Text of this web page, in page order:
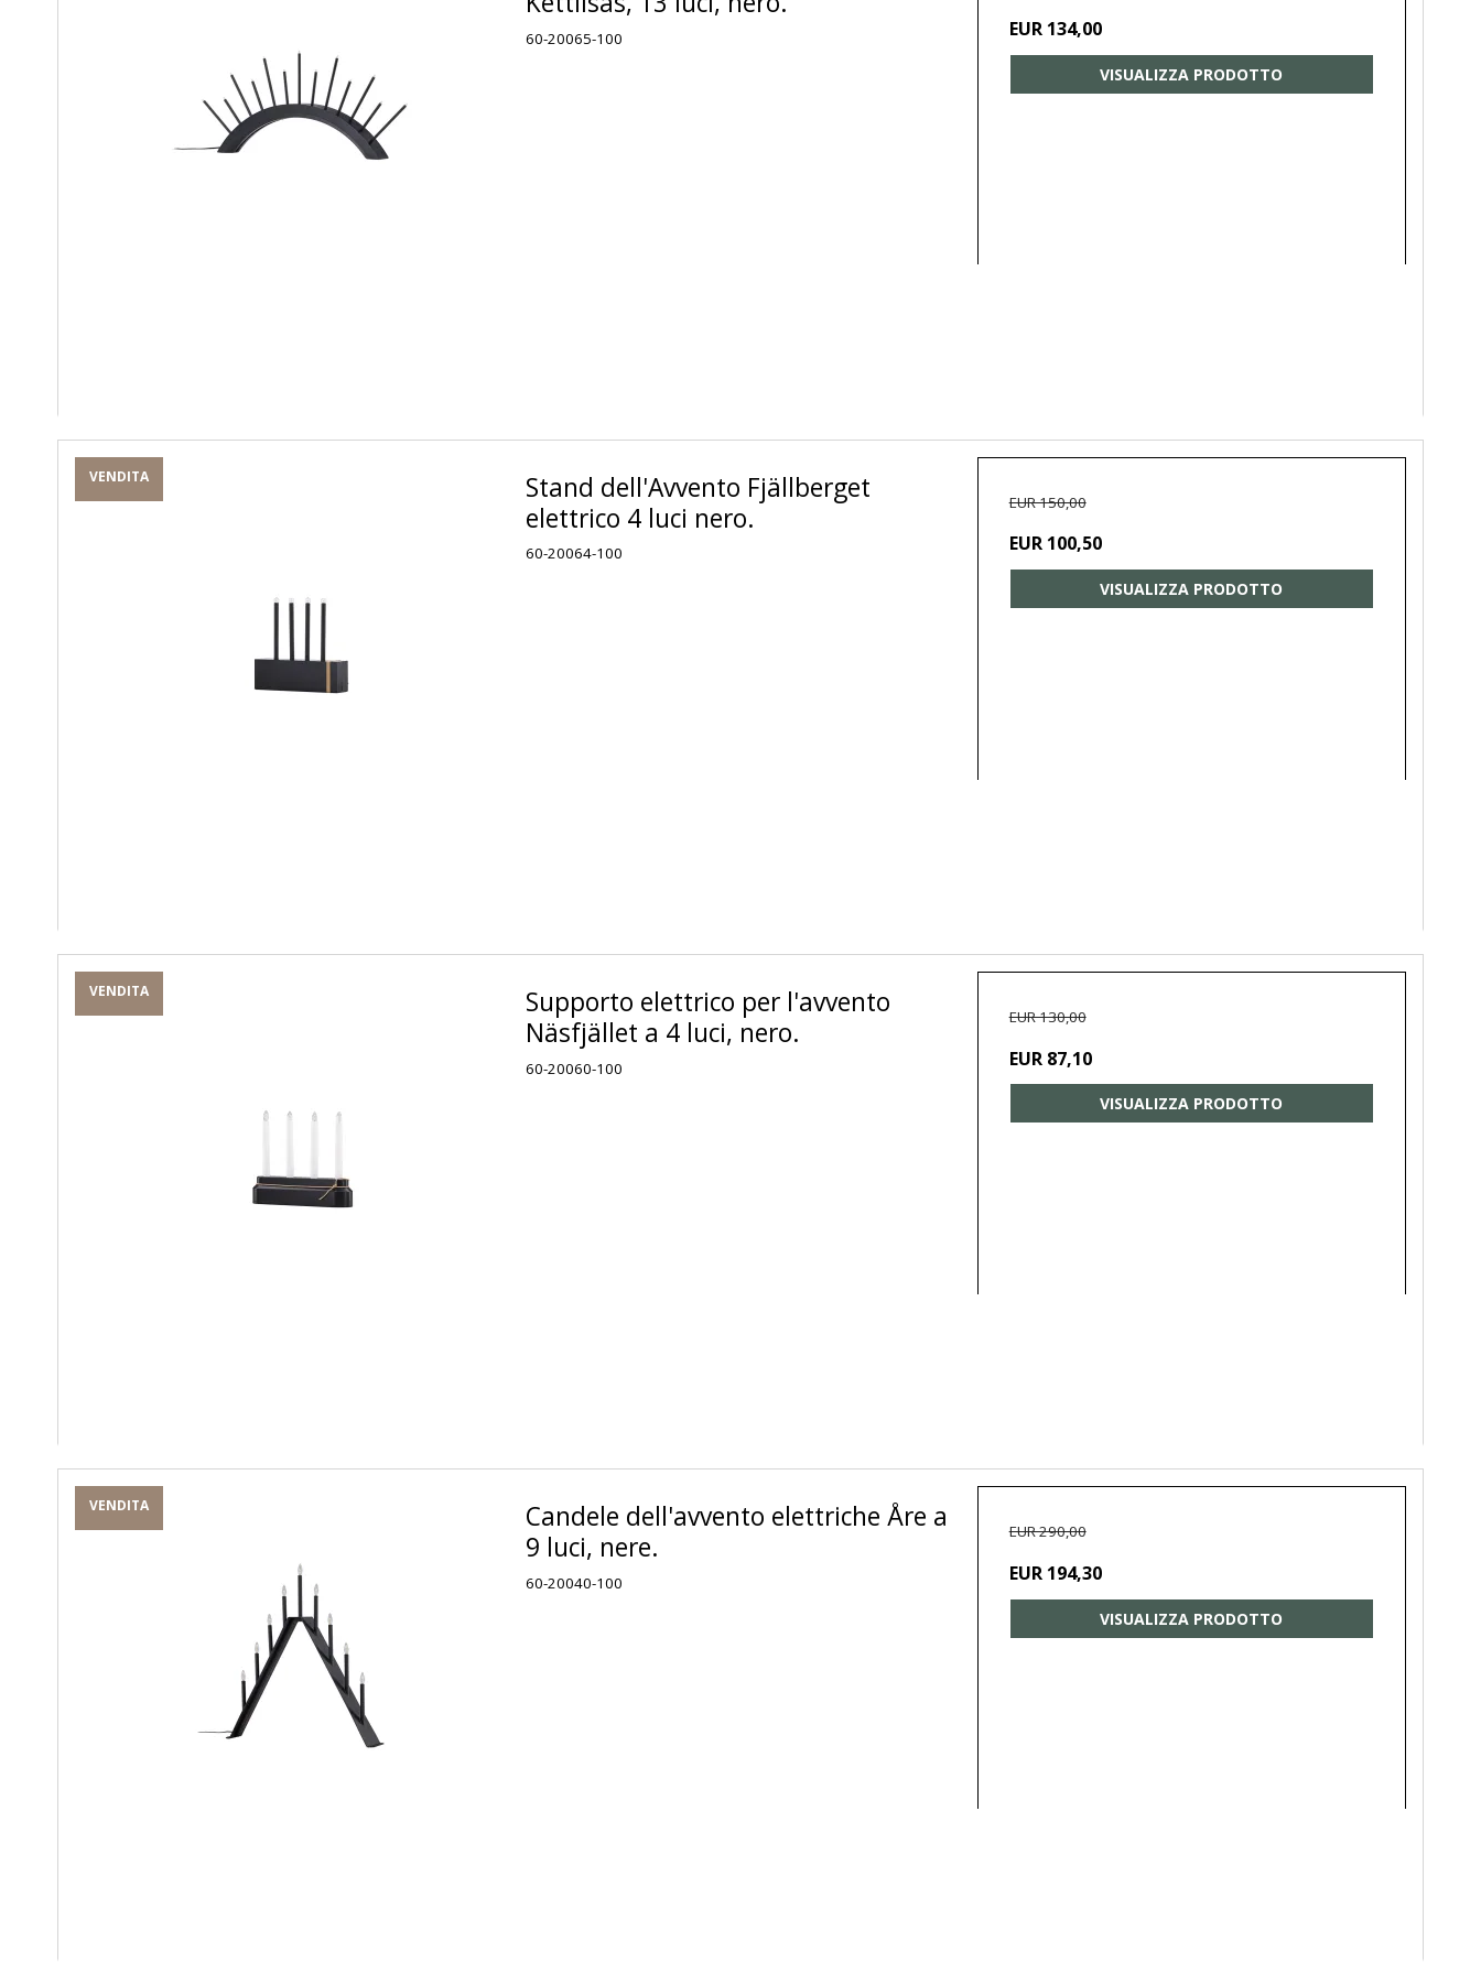
60-20065-100 EUR 134,00
VISUALIZZA PRODOTTO
VENDITA
Stand dell'Avvento Fjällberget
elettrico 4 luci nero.
60-20064-100
EUR 150,00
EUR 100,50
VISUALIZZA PRODOTTO
VENDITA
Supporto elettrico per l'avvento
Näsfjället a 4 luci, nero.
60-20060-100
EUR 130,00
EUR 87,10
VISUALIZZA PRODOTTO
VENDITA
Candele dell'avvento elettriche Åre a
9 luci, nere.
60-20040-100
EUR 290,00
EUR 194,30
VISUALIZZA PRODOTTO